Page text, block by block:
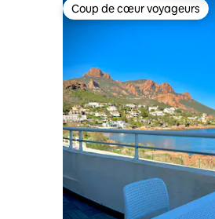
Coup de cœur voyageurs
Coup de cœur voyageurs